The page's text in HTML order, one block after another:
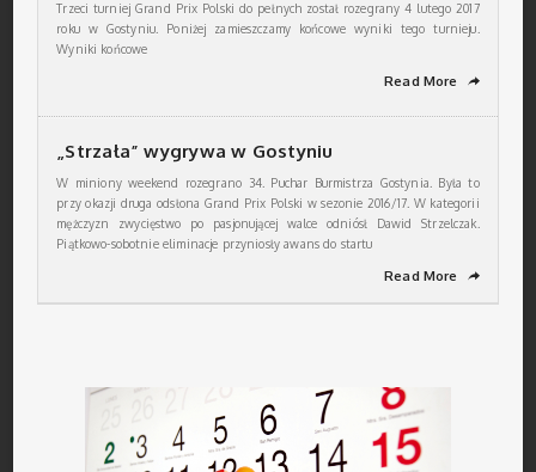
Trzeci turniej Grand Prix Polski do pełnych został rozegrany 4 lutego 2017
roku w Gostyniu. Poniżej zamieszczamy końcowe wyniki tego turnieju.
Wyniki końcowe
Read More ➦
„Strzała” wygrywa w Gostyniu
W miniony weekend rozegrano 34. Puchar Burmistrza Gostynia. Była to
przy okazji druga odsłona Grand Prix Polski w sezonie 2016/17. W kategorii
mężczyzn zwycięstwo po pasjonującej walce odniósł Dawid Strzelczak.
Piątkowo-sobotnie eliminacje przyniosły awans do startu
Read More ➦